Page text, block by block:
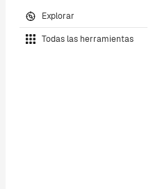
Explorar
Todas las herramientas